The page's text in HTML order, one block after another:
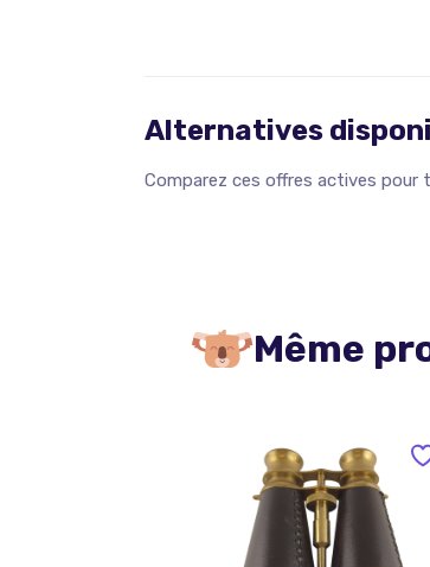
Alternatives
Comparez ces offres actives pour
Même